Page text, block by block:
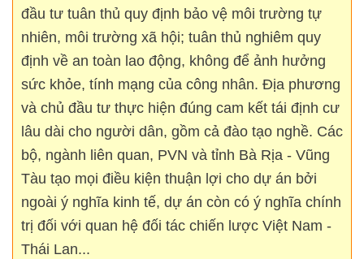
đầu tư tuân thủ quy định bảo vệ môi trường tự
nhiên, môi trường xã hội; tuân thủ nghiêm quy
định về an toàn lao động, không để ảnh hưởng
sức khỏe, tính mạng của công nhân. Địa phương
và chủ đầu tư thực hiện đúng cam kết tái định cư
lâu dài cho người dân, gồm cả đào tạo nghề. Các
bộ, ngành liên quan, PVN và tỉnh Bà Rịa - Vũng
Tàu tạo mọi điều kiện thuận lợi cho dự án bởi
ngoài ý nghĩa kinh tế, dự án còn có ý nghĩa chính
trị đối với quan hệ đối tác chiến lược Việt Nam -
Thái Lan...